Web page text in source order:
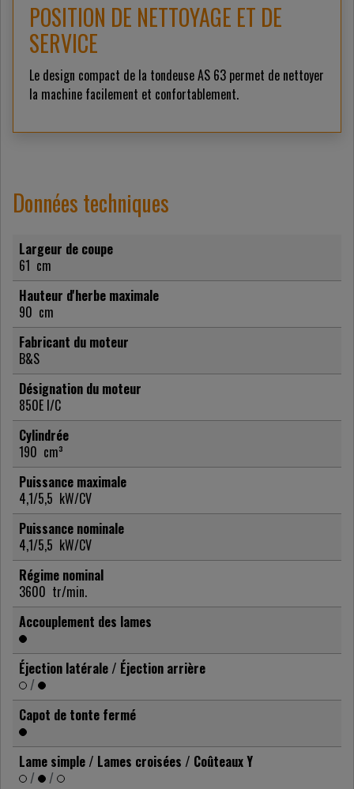
POSITION DE NETTOYAGE ET DE
SERVICE
Le design compact de la tondeuse AS 63 permet de nettoyer
la machine facilement et confortablement.
Données techniques
Largeur de coupe
61 cm
Hauteur d'herbe maximale
90 cm
Fabricant du moteur
B&S
Désignation du moteur
850E I/C
Cylindrée
190 cm³
Puissance maximale
4,1/5,5 kW/CV
Puissance nominale
4,1/5,5 kW/CV
Régime nominal
3600 tr/min.
Accouplement des lames
Éjection latérale / Éjection arrière
/
Capot de tonte fermé
Lame simple / Lames croisées / Coûteaux Y
/
/